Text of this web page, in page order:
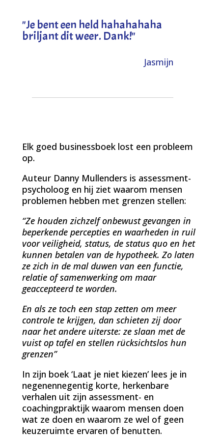
"Je bent een held hahahahaha
briljant dit weer. Dank!"
Jasmijn
Elk goed businessboek lost een probleem
op.
Auteur Danny Mullenders is assessment-
psycholoog en hij ziet waarom mensen
problemen hebben met grenzen stellen:
“Ze houden zichzelf onbewust gevangen in
beperkende percepties en waarheden in ruil
voor veiligheid, status, de status quo en het
kunnen betalen van de hypotheek. Zo laten
ze zich in de mal duwen van een functie,
relatie of samenwerking om maar
geaccepteerd te worden.
En als ze toch een stap zetten om meer
controle te krijgen, dan schieten zij door
naar het andere uiterste: ze slaan met de
vuist op tafel en stellen rücksichtslos hun
grenzen”
In zijn boek ‘Laat je niet kiezen’ lees je in
negenennegentig korte, herkenbare
verhalen uit zijn assessment- en
coachingpraktijk waarom mensen doen
wat ze doen en waarom ze wel of geen
keuzeruimte ervaren of benutten.